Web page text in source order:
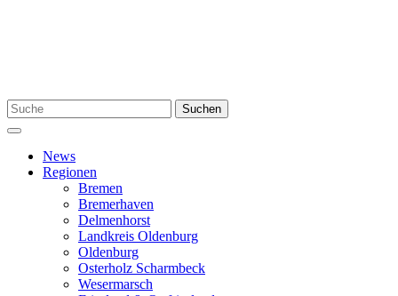
Suchen
nach:
Suchen
Menü
News
Regionen
Bremen
Bremerhaven
Delmenhorst
Landkreis Oldenburg
Oldenburg
Osterholz Scharmbeck
Wesermarsch